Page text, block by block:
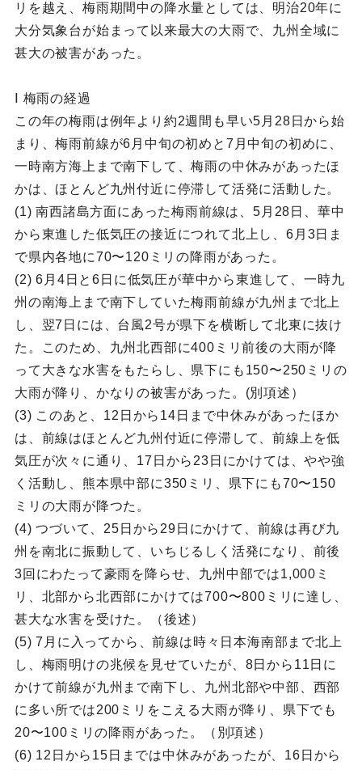
リを越え、梅雨期間中の降水量としては、明治20年に
大分気象台が始まって以来最大の大雨で、九州全域に
甚大の被害があった。
Ⅰ 梅雨の経過
この年の梅雨は例年より約2週間も早い5月28日から始
まり、梅雨前線が6月中旬の初めと7月中旬の初めに、
一時南方海上まで南下して、梅雨の中休みがあったほ
かは、ほとんど九州付近に停滞して活発に活動した。
(1) 南西諸島方面にあった梅雨前線は、5月28日、華中
から東進した低気圧の接近につれて北上し、6月3日ま
で県内各地に70〜120ミリの降雨があった。
(2) 6月4日と6日に低気圧が華中から東進して、一時九
州の南海上まで南下していた梅雨前線が九州まで北上
し、翌7日には、台風2号が県下を横断して北東に抜け
た。このため、九州北西部に400ミリ前後の大雨が降
って大きな水害をもたらし、県下にも150〜250ミリの
大雨が降り、かなりの被害があった。(別項述）
(3) このあと、12日から14日まで中休みがあったほか
は、前線はほとんど九州付近に停滞して、前線上を低
気圧が次々に通り、17日から23日にかけては、やや強
く活動し、熊本県中部に350ミリ、県下にも70〜150
ミリの大雨が降つた。
(4) つづいて、25日から29日にかけて、前線は再び九
州を南北に振動して、いちじるしく活発になり、前後
3回にわたって豪雨を降らせ、九州中部では1,000ミ
リ、北部から北西部にかけては700〜800ミリに達し、
甚大な水害を受けた。（後述）
(5) 7月に入ってから、前線は時々日本海南部まで北上
し、梅雨明けの兆候を見せていたが、8日から11日に
かけて前線が九州まで南下し、九州北部や中部、西部
に多い所では200ミリをこえる大雨が降り、県下でも
20〜100ミリの降雨があった。（別項述）
(6) 12日から15日までは中休みがあったが、16日から